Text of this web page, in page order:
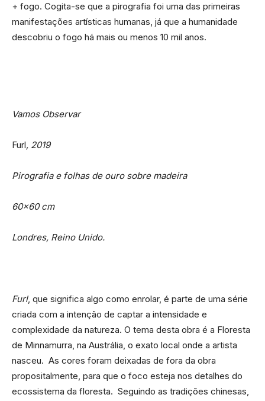
+ fogo. Cogita-se que a pirografia foi uma das primeiras
manifestações artísticas humanas, já que a humanidade
descobriu o fogo há mais ou menos 10 mil anos.
Vamos Observar
Furl, 2019
Pirografia e folhas de ouro sobre madeira
60×60 cm
Londres, Reino Unido.
Furl, que significa algo como enrolar, é parte de uma série
criada com a intenção de captar a intensidade e
complexidade da natureza. O tema desta obra é a Floresta
de Minnamurra, na Austrália, o exato local onde a artista
nasceu. As cores foram deixadas de fora da obra
propositalmente, para que o foco esteja nos detalhes do
ecossistema da floresta. Seguindo as tradições chinesas,